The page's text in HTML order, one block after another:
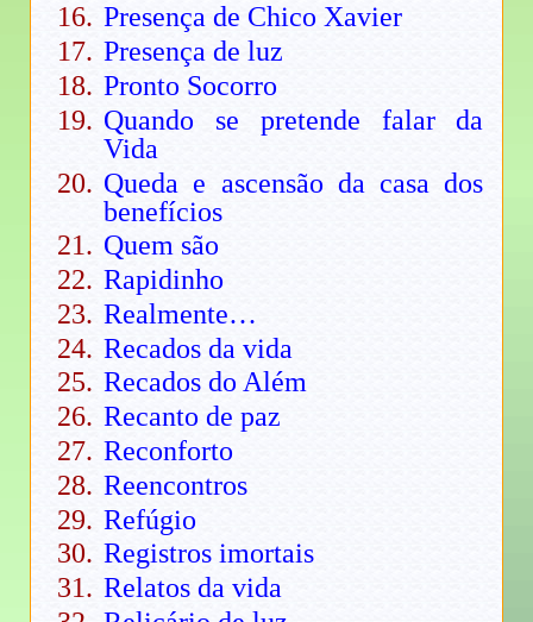
Presença de Chico Xavier
Presença de luz
Pronto Socorro
Quando se pretende falar da
Vida
Queda e ascensão da casa dos
benefícios
Quem são
Rapidinho
Realmente…
Recados da vida
Recados do Além
Recanto de paz
Reconforto
Reencontros
Refúgio
Registros imortais
Relatos da vida